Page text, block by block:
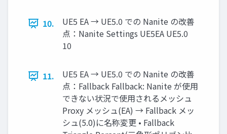
10.
UE5 EA → UE5.0 での Nanite の改善
点：Nanite Settings UE5EA UE5.0
10
11.
UE5 EA → UE5.0 での Nanite の改善
点：Fallback Fallback: Nanite が使用
できない状況で使用されるメッシュ
Proxy メッシュ(EA) → Fallback メッ
シュ(5.0)に名称変更 • Fallback